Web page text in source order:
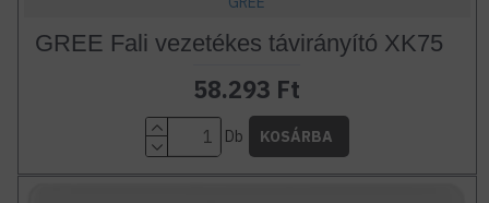
GREE Fali vezetékes távirányító XK75
58.293 Ft
Db KOSÁRBA